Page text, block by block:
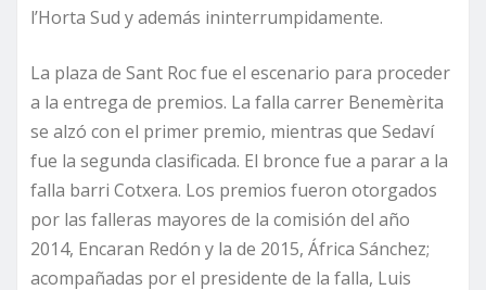
l’Horta Sud y además ininterrumpidamente.
La plaza de Sant Roc fue el escenario para proceder
a la entrega de premios. La falla carrer Benemèrita
se alzó con el primer premio, mientras que Sedaví
fue la segunda clasificada. El bronce fue a parar a la
falla barri Cotxera. Los premios fueron otorgados
por las falleras mayores de la comisión del año
2014, Encaran Redón y la de 2015, África Sánchez;
acompañadas por el presidente de la falla, Luis